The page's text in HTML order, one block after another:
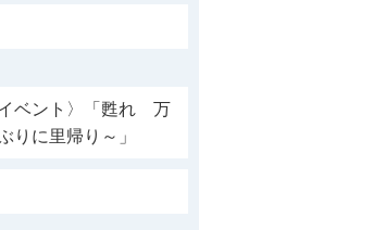
ベント〉「甦れ 万
りに里帰り～」